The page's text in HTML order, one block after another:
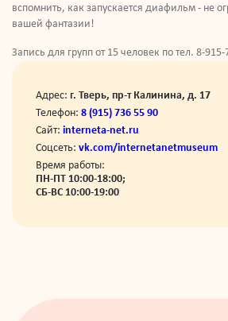
вспомнить, как запускается диафильм - не
вашей фантазии!
Запись для групп от 15 человек по тел. 8-
Адрес: г. Тверь, пр-т Калинина, д. 17
Телефон: 8 (915) 736 55 90
Сайт: interneta-net.ru
Соцсеть: vk.com/internetanetmuseum
Время работы:
ПН-ПТ 10:00-18:00;
СБ-ВС 10:00-19:00